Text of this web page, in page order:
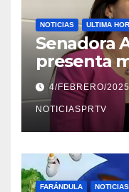
NOTICIAS ULTIMA
Senadora
presenta
violencia
4/FEBRERO/2025
NOTICIASPRTV
FARÁNDULA NOTICIAS